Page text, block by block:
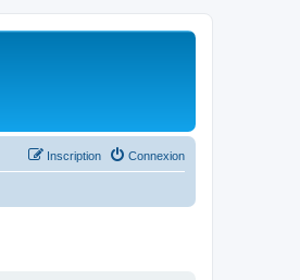
Connexion
Inscription